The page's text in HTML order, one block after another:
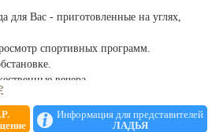
Вас - приготовленные на углях,
спортивных программ.
вечера
только
Информация для представителей
ЛАДЬЯ